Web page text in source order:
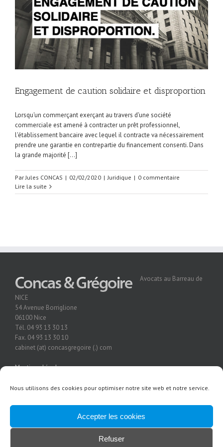
Nous utilisons des cookies pour optimiser notre site web et notre service.
Accepter les cookies
Refuser
Engagement de caution solidaire et disproportion
Lorsqu'un commerçant exerçant au travers d'une société
commerciale est amené à contracter un prêt professionnel,
l'établissement bancaire avec lequel il contracte va nécessairement
prendre une garantie en contrepartie du financement consenti. Dans
la grande majorité [...]
ParJules CONCAS | 02/02/2020 | Juridique | 0 commentaire
Lire la suite
Avocats au Barreau de
NICE
54 Avenue Borriglione
06100 Nice
Tél. 04 93 13 30 13
Fax. 04 93 13 30 10
cabinet (at) concasgregoire (.) com
Mentions Légales